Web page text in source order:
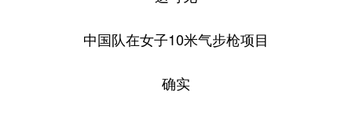
中国队在女子10米气步枪项目
确实